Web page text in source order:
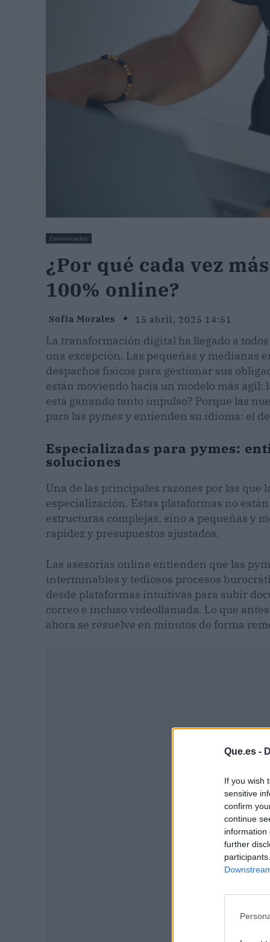
Que.es -
If you wish
sensitive
confirm
continue
information
further
Comunicados
¿Por qué cada vez
100% online?
Sofía Morales 15 abril, 2025 14:51
La transformación digital ha llegado a
una excepción. Las pequeñas y medianas
despachos físicos para gestionar sus
están moviendo hacia un modelo más ágil:
está ganando tanto impulso? Porque las
para las pymes y entienden su idioma: el
Especializadas para pymes:
soluciones
Una de las principales razones por las que
especialización. Estas plataformas no
estructuras complejas, sino a pequeñas y
rapidez y presupuestos ajustados.
Las asesorías online entienden que las
interminables y tediosos procesos
desde plataformas intuitivas para subir
correo e incluso videollamada. Lo que
ahora se resuelve en minutos de forma